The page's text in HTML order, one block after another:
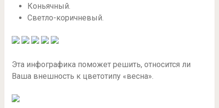
Коньячный.
Светло-коричневый.
Эта инфографика поможет решить, относится ли
Ваша внешность к цветотипу «весна».